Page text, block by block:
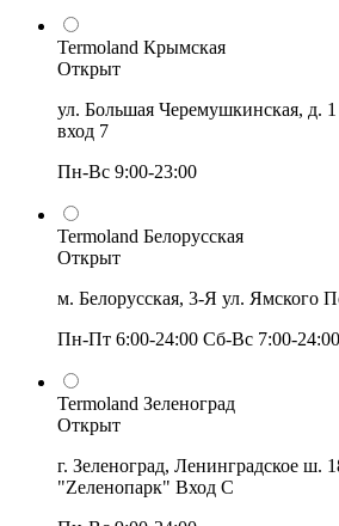
Termoland Крымская
Открыт
ул. Большая Черемушкинская, д.
вход 7
Пн-Вс 9:00-23:00
Termoland Белорусская
Открыт
м. Белорусская, 3-Я ул. Ямского
Пн-Пт 6:00-24:00 Сб-Вс 7:00-24:00
Termoland Зеленоград
Открыт
г. Зеленоград, Ленинградское ш.
"Zеленопарк" Вход С